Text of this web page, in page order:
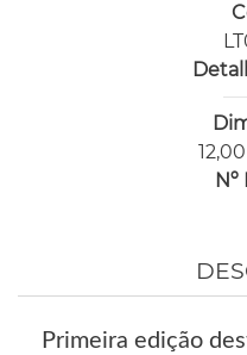
Nº
Primeira edição